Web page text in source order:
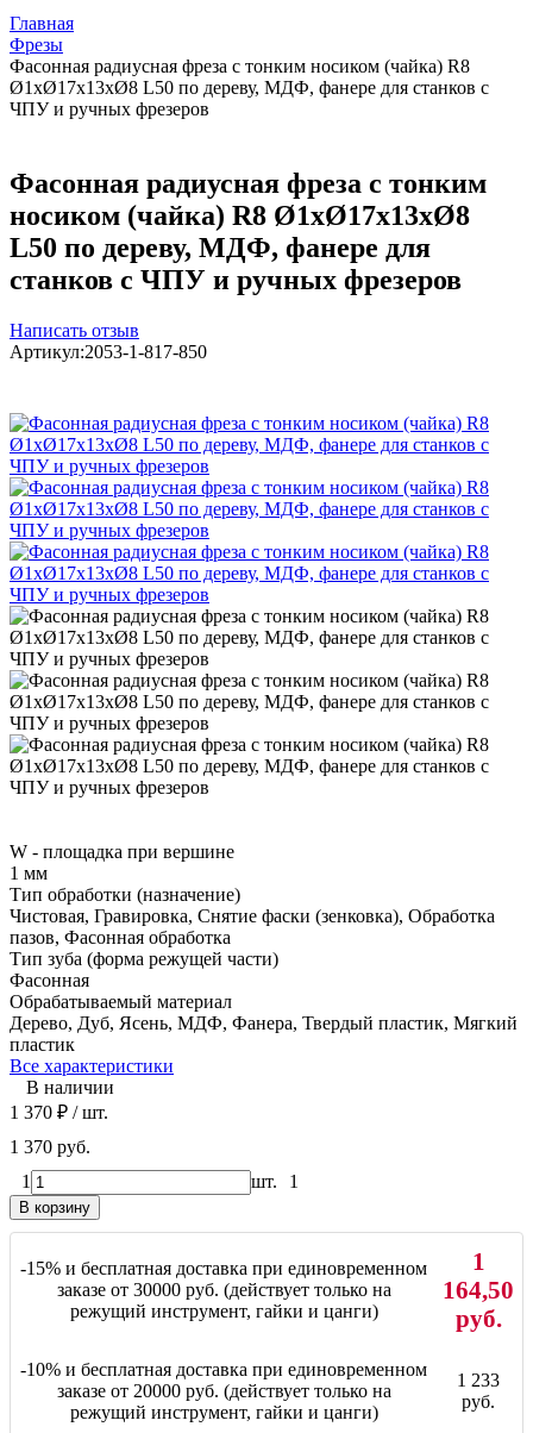
Главная
Фрезы
Фасонная радиусная фреза с тонким носиком (чайка) R8
Ø1xØ17x13xØ8 L50 по дереву, МДФ, фанере для станков с
ЧПУ и ручных фрезеров
Фасонная радиусная фреза с тонким
носиком (чайка) R8 Ø1xØ17x13xØ8
L50 по дереву, МДФ, фанере для
станков с ЧПУ и ручных фрезеров
Написать отзыв
Артикул:2053-1-817-850
W - площадка при вершине
1 мм
Тип обработки (назначение)
Чистовая, Гравировка, Снятие фаски (зенковка), Обработка
пазов, Фасонная обработка
Тип зуба (форма режущей части)
Фасонная
Обрабатываемый материал
Дерево, Дуб, Ясень, МДФ, Фанера, Твердый пластик, Мягкий
пластик
Все характеристики
В наличии
1 370 ₽ / шт.
1 370 руб.
1
шт. 1
В корзину
-15% и бесплатная доставка при единовременном
заказе от 30000 руб. (действует только на
режущий инструмент, гайки и цанги)
1
164,50
руб.
-10% и бесплатная доставка при единовременном
заказе от 20000 руб. (действует только на
режущий инструмент, гайки и цанги)
1 233
руб.